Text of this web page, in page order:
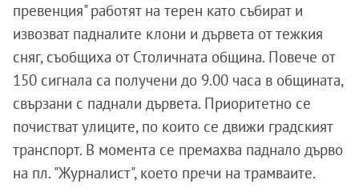
превенция" работят на терен като събират и
извозват падналите клони и дървета от тежкия
сняг, съобщиха от Столичната община. Повече от
150 сигнала са получени до 9.00 часа в общината,
свързани с паднали дървета. Приоритетно се
почистват улиците, по които се движи градският
транспорт. В момента се премахва паднало дърво
на пл. "Журналист", което пречи на трамваите.